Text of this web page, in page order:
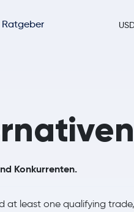
Konkurrenten.
at least one qualifying